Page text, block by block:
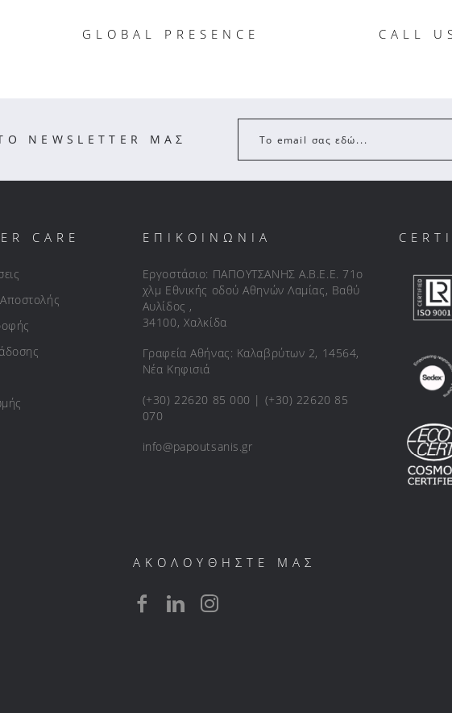
GLOBAL PRESENCE CALL
NEWSLETTER ΜΑΣ Το email σας εδώ...
CARE ΕΠΙΚΟΙΝΩΝΙΑ
Εργοστάσιο: ΠΑΠΟΥΤΣΑΝΗΣ Α.Β.Ε.Ε. 71ο
χλμ Εθνικής οδού Αθηνών Λαμίας, Βαθύ
Αυλίδος ,
34100, Χαλκίδα
Γραφεία Αθήνας: Καλαβρύτων 2, 14564,
Νέα Κηφισιά
(+30) 22620 85 000 | (+30) 22620 85
070
info@papoutsanis.gr
ΑΚΟΛΟΥΘΗΣΤΕ ΜΑΣ